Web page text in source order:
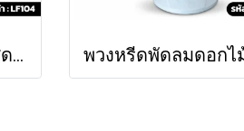
พวงหรีดพัดลมดอกไม้สด ศิริ (LF104)